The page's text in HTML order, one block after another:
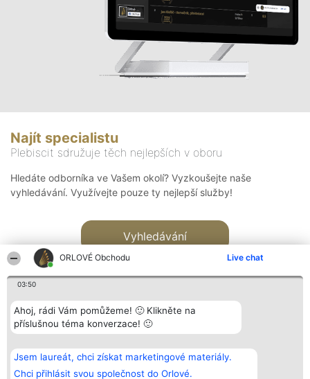
ORLOVÉ Obchodu Live chat
03:50
Ahoj, rádi Vám pomůžeme! 🙂 Klikněte na
příslušnou téma konverzace! 🙂
Jsem laureát, chci získat marketingové materiály.
Chci přihlásit svou společnost do Orlové.
Najít specialistu
Plebiscit sdružuje těch nejlepších v oboru
Hledáte odborníka ve Vašem okolí? Vyzkoušejte naše
vyhledávání. Využívejte pouze ty nejlepší služby!
Vyhledávání
Bright Side Solutions sp. z o.
o. sp. k.
ul. Ruska 22
Vítězové
Seznam všech
laureátů
Kontakt